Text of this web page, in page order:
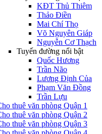
KĐT Thủ Thiêm
Thảo Điền
Mai Chí Thọ
Võ Nguyên Giáp
Nguyễn Cơ Thạch
Tuyến đường nổi bật
Quốc Hương
Trần Não
Lương Định Của
Phạm Văn Đồng
Trần Lựu
thuê văn phòng Quận 1
thuê văn phòng Quận 2
thuê văn phòng Quận 3